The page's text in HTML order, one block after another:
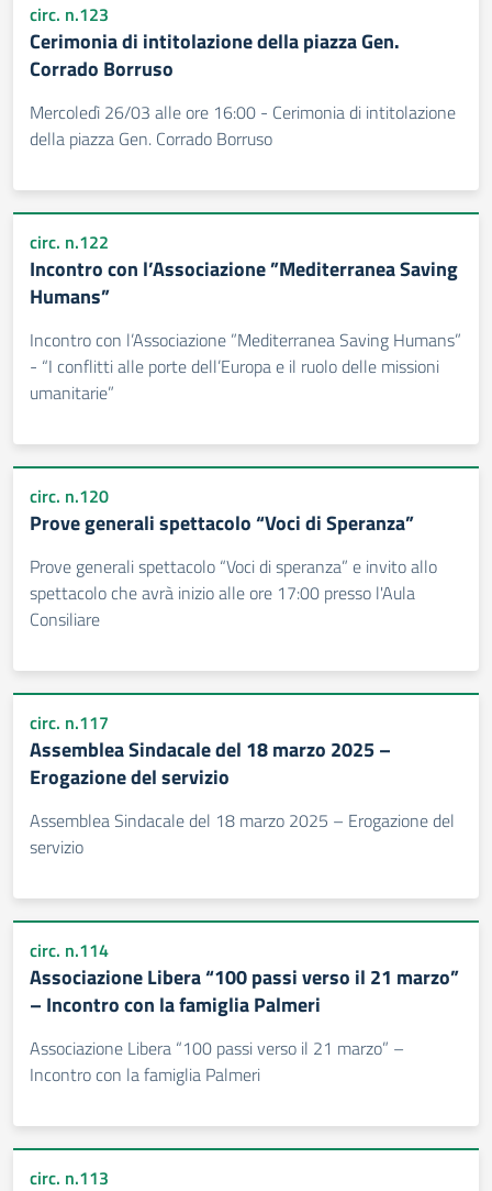
circ. n.123
Cerimonia di intitolazione della piazza Gen.
Corrado Borruso
Mercoledì 26/03 alle ore 16:00 - Cerimonia di intitolazione
della piazza Gen. Corrado Borruso
circ. n.122
Incontro con l’Associazione ”Mediterranea Saving
Humans”
Incontro con l’Associazione ”Mediterranea Saving Humans”
- “I conflitti alle porte dell’Europa e il ruolo delle missioni
umanitarie”
circ. n.120
Prove generali spettacolo “Voci di Speranza”
Prove generali spettacolo “Voci di speranza” e invito allo
spettacolo che avrà inizio alle ore 17:00 presso l'Aula
Consiliare
circ. n.117
Assemblea Sindacale del 18 marzo 2025 –
Erogazione del servizio
Assemblea Sindacale del 18 marzo 2025 – Erogazione del
servizio
circ. n.114
Associazione Libera “100 passi verso il 21 marzo”
– Incontro con la famiglia Palmeri
Associazione Libera “100 passi verso il 21 marzo” –
Incontro con la famiglia Palmeri
circ. n.113